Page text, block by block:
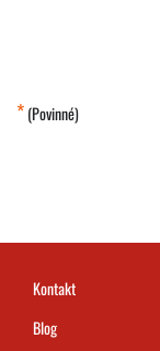
*(Povinné)
Kontakt
Blog